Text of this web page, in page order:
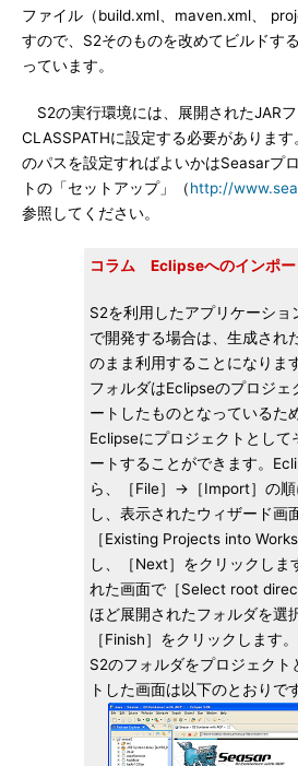
ファイル（build.xml、maven.xml、
すので、S2そのものを改めてビルドす
っています。
S2の実行環境には、展開されたJAR
CLASSPATHに設定する必要がありま
のパスを設定すればよいかはSeasarプ
トの「セットアップ」（http://
参照してください。
コラム Eclipseへのインポー
S2を利用したアプリケーショ
で開発する場合は、生成され
のまま利用することになりま
フォルダはEclipseのプロジェ
ートしたものとなっているた
Eclipseにプロジェクトとして
ートすることができます。
ら、［File］→［Import］の順
し、表示されたウィザード画
［Existing Projects into
し、［Next］をクリックしま
れた画面で［Select root
ほど展開されたフォルダを選
［Finish］をクリックします
S2のフォルダをプロジェクト
トした画面は以下のとおりです